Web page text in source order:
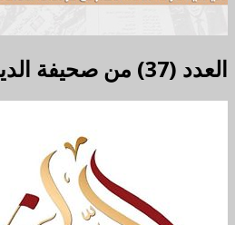
العدد (37) من صحيفة الديوان التي تصدر عن مؤسسة الخدمات الإعلامية بمجلس النواب